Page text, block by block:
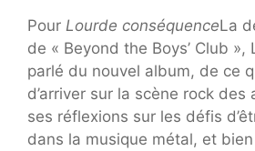
Pour Lourde conséquenceLa
de « Beyond the Boys’ Club »,
parlé du nouvel album, de ce
d’arriver sur la scène rock des
ses réflexions sur les défis
dans la musique métal, et